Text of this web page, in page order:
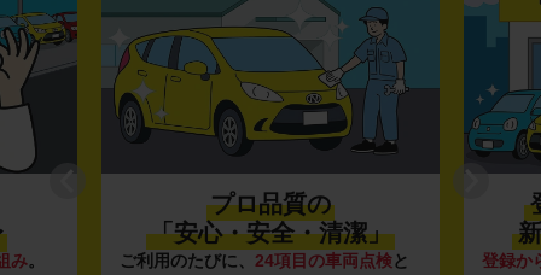
み。
プロ品質の
「安心・安全・清潔」
ご利用のたびに、 24項目の車両点検と
登録か